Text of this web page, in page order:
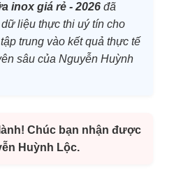
inox giá rẻ - 2026 đã
liệu thực thi uý tín cho
trung vào kết quả thực tế
sâu của Nguyễn Huỳnh
Chúc bạn nhận được
Huỳnh Lộc.